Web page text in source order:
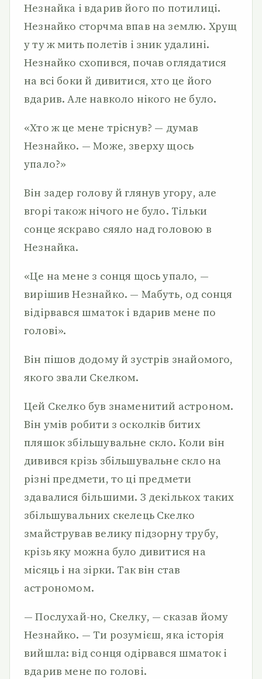
Незнайка і вдарив його по потилиці.
Незнайко сторчма впав на землю. Хрущ
у ту ж мить полетів і зник удалині.
Незнайко схопився, почав оглядатися
на всі боки й дивитися, хто це його
вдарив. Але навколо нікого не було.
«Хто ж це мене тріснув? — думав
Незнайко. — Може, зверху щось
упало?»
Він задер голову й глянув угору, але
вгорі також нічого не було. Тільки
сонце яскраво сяяло над головою в
Незнайка.
«Це на мене з сонця щось упало, —
вирішив Незнайко. — Мабуть, од сонця
відірвався шматок і вдарив мене по
голові».
Він пішов додому й зустрів знайомого,
якого звали Скелком.
Цей Скелко був знаменитий астроном.
Він умів робити з осколків битих
пляшок збільшувальне скло. Коли він
дивився крізь збільшувальне скло на
різні предмети, то ці предмети
здавалися більшими. З декількох таких
збільшувальних скелець Скелко
змайстрував велику підзорну трубу,
крізь яку можна було дивитися на
місяць і на зірки. Так він став
астрономом.
— Послухай-но, Скелку, — сказав йому
Незнайко. — Ти розумієш, яка історія
вийшла: від сонця одірвався шматок і
вдарив мене по голові.